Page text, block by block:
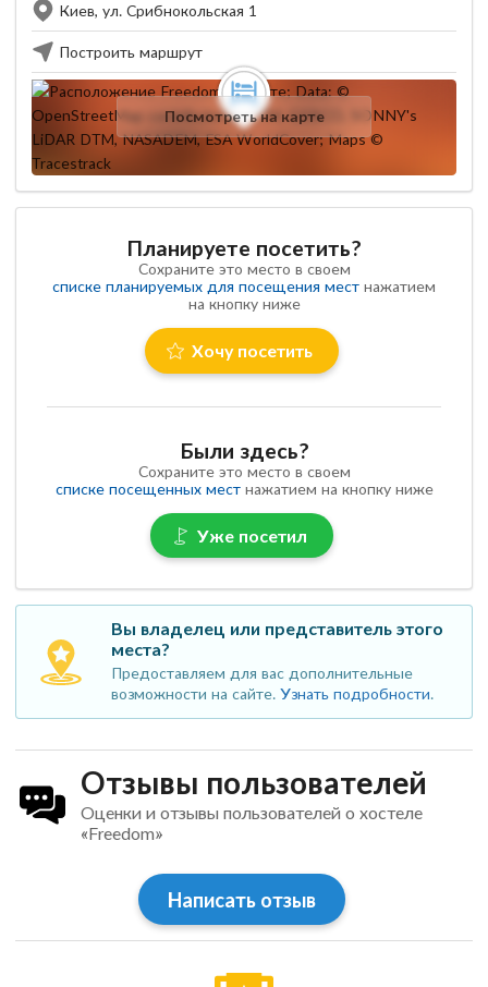
Киев, ул. Срибнокольская 1
Построить маршрут
Посмотреть на карте
Планируете посетить?
Сохраните это место в своем
списке планируемых для посещения мест нажатием
на кнопку ниже
Хочу посетить
Были здесь?
Сохраните это место в своем
списке посещенных местнажатием на кнопку ниже
Уже посетил
Вы владелец или представитель этого
места?
Предоставляем для вас дополнительные
возможности на сайте.Узнать подробности.
Отзывы пользователей
Оценки и отзывы пользователей о хостеле
«Freedom»
Написать отзыв